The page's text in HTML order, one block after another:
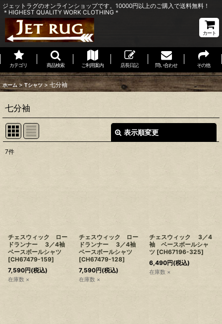
ジェットラグのオンラインショップです。10000円以上のご購入で送料無料！
＊HIGHEST QUALITY WORK CLOTHING＊
カート
カテゴリ 商品検索 ご利用案内 店長日記 問い合わせ その他
ホーム > Tシャツ > 七分袖
七分袖
表示順変更
7件
チェスウィック ロー
ドランナー 3／4袖
ベースボールシャツ
[CH67479-159]
7,590円(税込)
在庫数 ×
チェスウィック ロー
ドランナー 3／4袖
ベースボールシャツ
[CH67479-128]
7,590円(税込)
在庫数 ×
チェスウィック 3／4
袖 ベースボールシャ
ツ [CH67196-325]
6,490円(税込)
在庫数 ×